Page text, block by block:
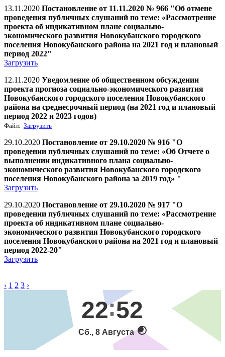
13.11.2020 Постановление от 11.11.2020 № 966 "Об отмене
проведения публичных слушаний по теме: «Рассмотрение
проекта об индикативном плане социально-
экономического развития Новокубанского городского
поселения Новокубанского района на 2021 год и плановый
период 2022"
Загрузить
12.11.2020 Уведомление об общественном обсуждении
проекта прогноза социально-экономического развития
Новокубанского городского поселения Новокубанского
района на среднесрочный период (на 2021 год и плановый
период 2022 и 2023 годов)
Файл: Загрузить
29.10.2020 Постановление от 29.10.2020 № 916 "О
проведении публичных слушаний по теме: «Об Отчете о
выполнении индикативного плана социально-
экономического развития Новокубанского городского
поселения Новокубанского района за 2019 год» "
Загрузить
29.10.2020 Постановление от 29.10.2020 № 917 "О
проведении публичных слушаний по теме: «Рассмотрение
проекта об индикативном плане социально-
экономического развития Новокубанского городского
поселения Новокубанского района на 2021 год и плановый
период 2022-20"
Загрузить
‹ 1 2 3 ›
22 52
Сб., 8 Августа